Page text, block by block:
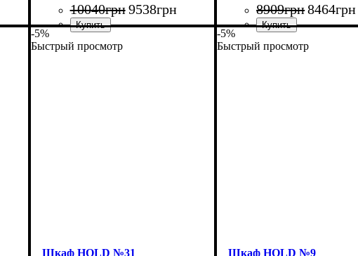
10040грн 9538грн 8909грн8464грн
-5%
Быстрый просмотр
Шкаф НOLD №31
-5%
Быстрый просмотр
Шкаф НOLD №9